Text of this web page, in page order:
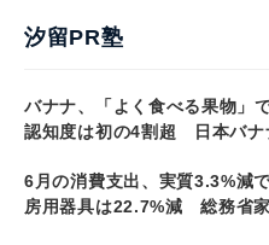
汐留PR塾
バナナ、「よく食べる果物
認知度は初の4割超 日本バナ
6月の消費支出、実質3.3%減
房用器具は22.7%減 総務省